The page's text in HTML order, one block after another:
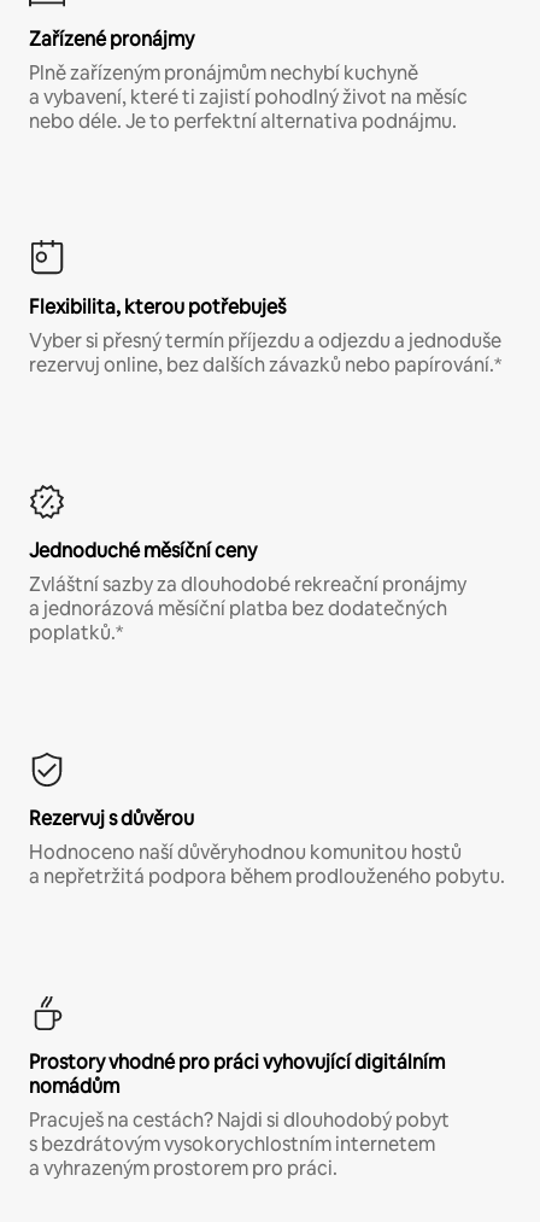
Zařízené pronájmy
Plně zařízeným pronájmům nechybí kuchyně
a vybavení, které ti zajistí pohodlný život na měsíc
nebo déle. Je to perfektní alternativa podnájmu.
Flexibilita, kterou potřebuješ
Vyber si přesný termín příjezdu a odjezdu a jednoduše
rezervuj online, bez dalších závazků nebo papírování.*
Jednoduché měsíční ceny
Zvláštní sazby za dlouhodobé rekreační pronájmy
a jednorázová měsíční platba bez dodatečných
poplatků.*
Rezervuj s důvěrou
Hodnoceno naší důvěryhodnou komunitou hostů
a nepřetržitá podpora během prodlouženého pobytu.
Prostory vhodné pro práci vyhovující digitálním
nomádům
Pracuješ na cestách? Najdi si dlouhodobý pobyt
s bezdrátovým vysokorychlostním internetem
a vyhrazeným prostorem pro práci.